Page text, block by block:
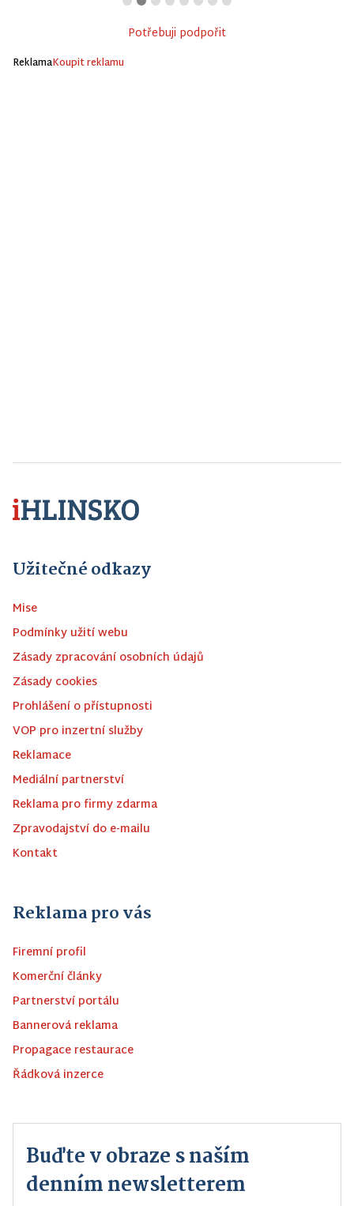
Potřebuji podpořit
ReklamaKoupit reklamu
Užitečné odkazy
Mise
Podmínky užití webu
Zásady zpracování osobních údajů
Zásady cookies
Prohlášení o přístupnosti
VOP pro inzertní služby
Reklamace
Mediální partnerství
Reklama pro firmy zdarma
Zpravodajství do e-mailu
Kontakt
Reklama pro vás
Firemní profil
Komerční články
Partnerství portálu
Bannerová reklama
Propagace restaurace
Řádková inzerce
Buďte v obraze s naším
denním newsletterem